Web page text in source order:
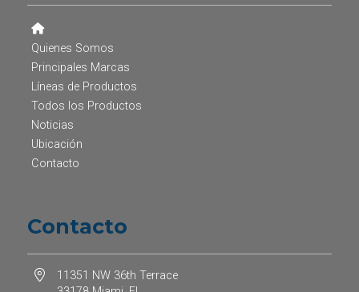
Quienes Somos
Principales Marcas
Líneas de Productos
Todos los Productos
Noticias
Ubicación
Contacto
Contacto
11351 NW 36th Terrace